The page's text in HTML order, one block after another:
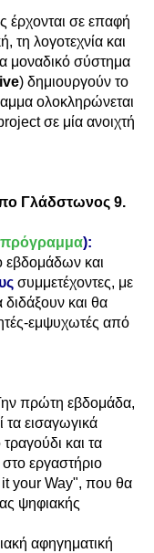
έρχονται σε επαφή
τη λογοτεχνία και
μοναδικό σύστημα
) δημιουργούν το
ολοκληρώνεται
σε μία ανοιχτή
Γλάδστωνος 9.
πρόγραμμα):
εβδομάδων και
συμμετέχοντες, με
και θα
εμψυχωτές από
πρώτη εβδομάδα,
τα εισαγωγικά
και τα
εργαστήριο
it your Way", που θα
ψηφιακής
αφηγηματική